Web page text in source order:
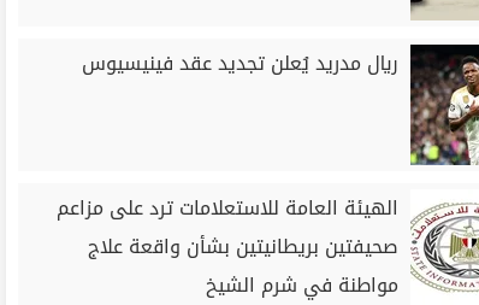
ريال مدريد يُعلن تجديد عقد فينيسيوس
الهيئة العامة للاستعلامات ترد على مزاعم
صحيفتين بريطانيتين بشأن واقعة علاج
مواطنة في شرم الشيخ